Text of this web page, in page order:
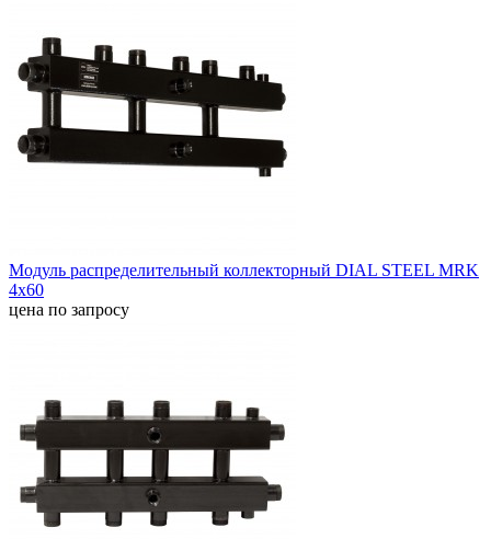
Модуль распределительный коллекторный DIAL STEEL MRK
4х60
цена по запросу